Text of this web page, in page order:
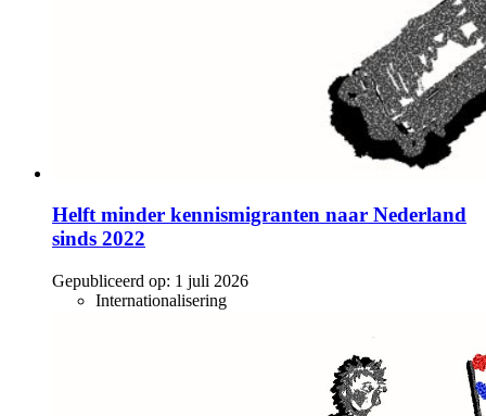
Helft minder kennismigranten naar Nederland
sinds 2022
Gepubliceerd op: 1 juli 2026
Internationalisering